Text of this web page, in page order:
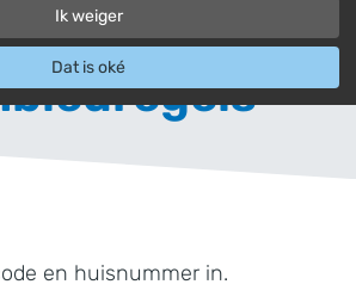
en huisnummer in.
Ik weiger
Dat is oké